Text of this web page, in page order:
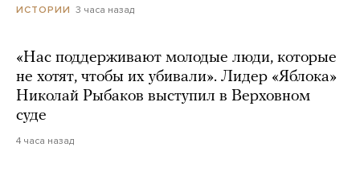
ИСТОРИИ 3 часа назад
«Нас поддерживают молодые люди, которые
не хотят, чтобы их убивали». Лидер «Яблока»
Николай Рыбаков выступил в Верховном
суде
4 часа назад